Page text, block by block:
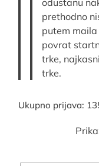
odustanu
prethodno
putem
povrat
trke,
trke.
Ukupno prijava: